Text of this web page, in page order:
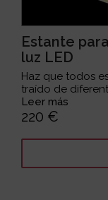
Estante
luz LED
Haz que todos
traído de
Leer más
220 €